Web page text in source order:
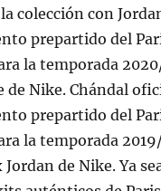
colección con
prepartido del
la temporada
de Nike. Chándal
prepartido del
la temporada
Jordan de Nike. Ya